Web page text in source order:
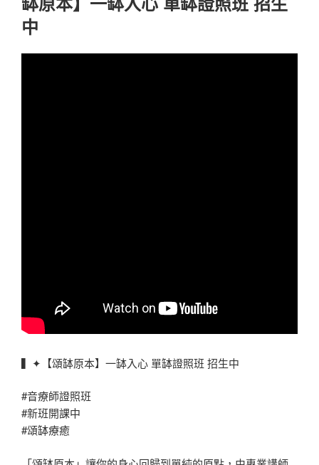
中
▍✦【頌缽原本】一缽入心 單缽證照班 招生中
#音療師證照班
#新班開課中
#頌缽療癒